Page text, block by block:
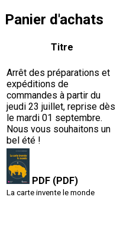
Panier d'achats
Arrêt des préparations et
expéditions de
commandes à partir du
jeudi 23 juillet, reprise dès
le mardi 01 septembre.
Nous vous souhaitons un
bel été !
Titre
PDF (PDF)
La carte invente le monde